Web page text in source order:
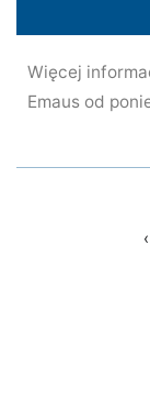
Więcej
Emaus od